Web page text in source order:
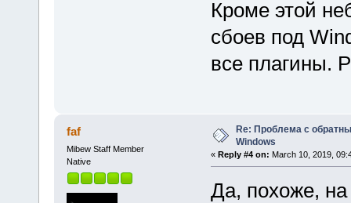
Кроме этой
сбоев под
все плагины.
faf
Mibew Staff Member
Native
Re: Проблема с
Windows
« Reply #4 on: March 10, 2019,
Да, похоже,